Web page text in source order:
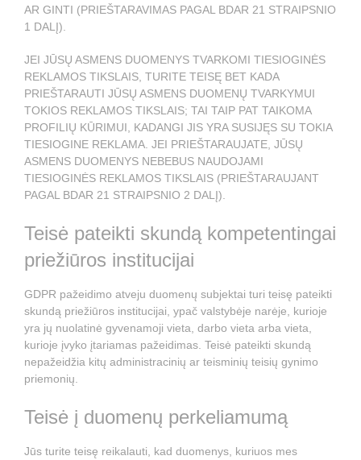
AR GINTI (PRIEŠTARAVIMAS PAGAL BDAR 21 STRAIPSNIO
1 DALĮ).
JEI JŪSŲ ASMENS DUOMENYS TVARKOMI TIESIOGINĖS
REKLAMOS TIKSLAIS, TURITE TEISĘ BET KADA
PRIEŠTARAUTI JŪSŲ ASMENS DUOMENŲ TVARKYMUI
TOKIOS REKLAMOS TIKSLAIS; TAI TAIP PAT TAIKOMA
PROFILIŲ KŪRIMUI, KADANGI JIS YRA SUSIJĘS SU TOKIA
TIESIOGINE REKLAMA. JEI PRIEŠTARAUJATE, JŪSŲ
ASMENS DUOMENYS NEBEBUS NAUDOJAMI
TIESIOGINĖS REKLAMOS TIKSLAIS (PRIEŠTARAUJANT
PAGAL BDAR 21 STRAIPSNIO 2 DALĮ).
Teisė pateikti skundą kompetentingai
priežiūros institucijai
GDPR pažeidimo atveju duomenų subjektai turi teisę pateikti
skundą priežiūros institucijai, ypač valstybėje narėje, kurioje
yra jų nuolatinė gyvenamoji vieta, darbo vieta arba vieta,
kurioje įvyko įtariamas pažeidimas. Teisė pateikti skundą
nepažeidžia kitų administracinių ar teisminių teisių gynimo
priemonių.
Teisė į duomenų perkeliamumą
Jūs turite teisę reikalauti, kad duomenys, kuriuos mes